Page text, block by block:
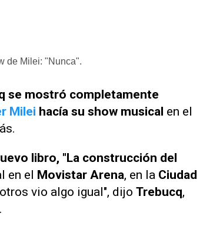
de Milei: "Nunca".
se mostró completamente
Milei hacía su show musical en el
.
libro, "La construcción del
en el Movistar Arena, en la Ciudad
vio algo igual", dijo Trebucq,